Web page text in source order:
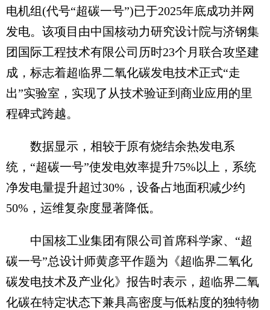
电机组(代号“超碳一号”)已于2025年底成功并网
发电。该项目由中国核动力研究设计院与济钢集
团国际工程技术有限公司历时23个月联合攻坚建
成，标志着超临界二氧化碳发电技术正式“走
出”实验室，实现了从技术验证到商业应用的里
程碑式跨越。
数据显示，相较于原有烧结余热发电系
统，“超碳一号”使发电效率提升75%以上，系统
净发电量提升超过30%，设备占地面积减少约
50%，运维复杂度显著降低。
中国核工业集团有限公司首席科学家、“超
碳一号”总设计师黄彦平作题为《超临界二氧化
碳发电技术及产业化》报告时表示，超临界二氧
化碳在特定状态下兼具高密度与低粘度的独特物